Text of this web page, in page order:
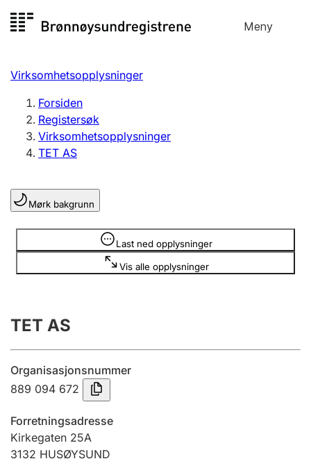
til
Meny
Registersøk
Aksjeselskap
Enkeltpersonforetak
Registrere, endre, slette
Lag og forening
Registrere, endre, slette
Årsregnskap
Innsending og forsinkelsesgebyr
Jeger
Virksomhetsopplysninger
Forsiden
Registersøk
Virksomhetsopplysninger
TET AS
Mørk bakgrunn
Last ned opplysninger
Vis alle opplysninger
Opplysninger er skjult
TET AS
Organisasjonsnummer
889 094 672
Forretningsadresse
Kirkegaten 25A
3132 HUSØYSUND